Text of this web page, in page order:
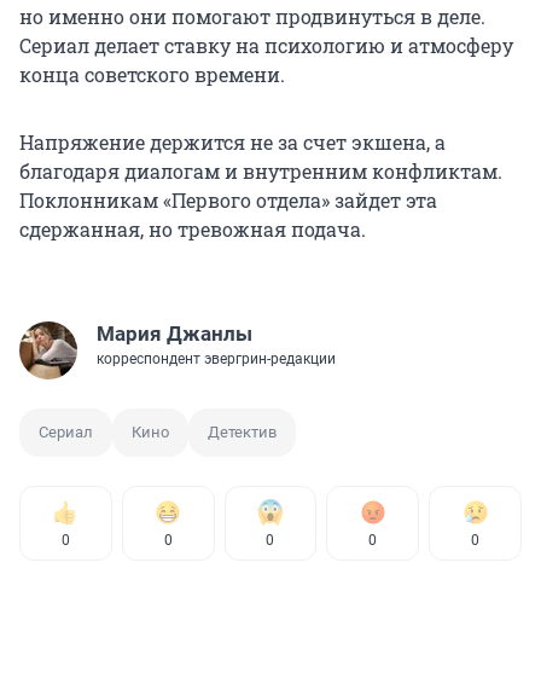
но именно они помогают продвинуться в деле.
Сериал делает ставку на психологию и атмосферу
конца советского времени.
Напряжение держится не за счет экшена, а
благодаря диалогам и внутренним конфликтам.
Поклонникам «Первого отдела» зайдет эта
сдержанная, но тревожная подача.
Мария Джанлы
корреспондент эвергрин-редакции
Сериал Кино Детектив
0 0 0 0 0